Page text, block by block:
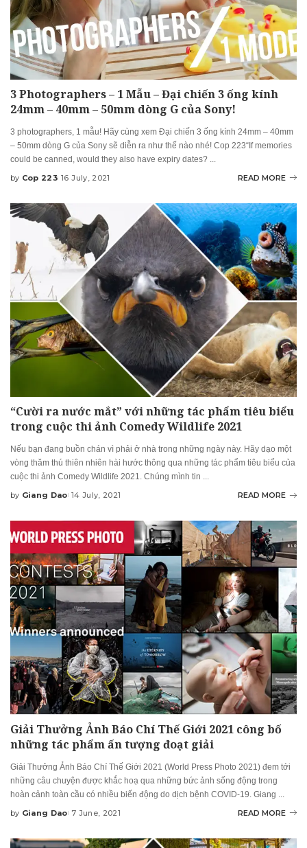
3 Photographers – 1 Mẫu – Đại chiến 3 ống kính
24mm – 40mm – 50mm dòng G của Sony!
3 photographers, 1 mẫu! Hãy cùng xem Đại chiến 3 ống kính 24mm – 40mm
– 50mm dòng G của Sony sẽ diễn ra như thế nào nhé! Cop 223“If memories
could be canned, would they also have expiry dates?
Posted
by Cop 223 16 July, 2021 READ MORE
“Cười ra nước mắt” với những tác phẩm tiêu biểu
trong cuộc thi ảnh Comedy Wildlife 2021
Nếu bạn đang buồn chán vì phải ở nhà trong những ngày này. Hãy dạo một
vòng thăm thú thiên nhiên hài hước thông qua những tác phẩm tiêu biểu của
cuộc thi ảnh Comedy Wildlife 2021. Chúng mình tin ...
Posted
by Giang Dao 14 July, 2021 READ MORE
Giải Thưởng Ảnh Báo Chí Thế Giới 2021 công bố
những tác phẩm ấn tượng đoạt giải
Giải Thưởng Ảnh Báo Chí Thế Giới 2021 (World Press Photo 2021) đem tới
những câu chuyện được khắc hoạ qua những bức ảnh sống động trong
hoàn cảnh toàn cầu có nhiều biến động do dịch bệnh COVID-19. Giang
Posted
by Giang Dao 7 June, 2021 READ MORE